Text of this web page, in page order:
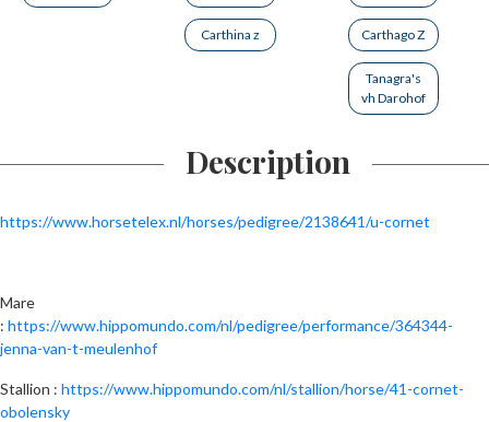
Carthina z Carthago Z
Tanagra's
vh Darohof
Description
https://www.horsetelex.nl/horses/pedigree/2138641/u-cornet
Mare
: https://www.hippomundo.com/nl/pedigree/performance/364344-
jenna-van-t-meulenhof
Stallion : https://www.hippomundo.com/nl/stallion/horse/41-cornet-
obolensky